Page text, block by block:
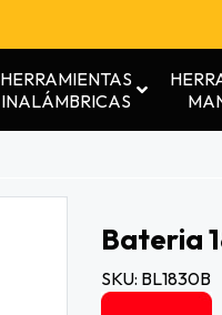
HERRAMIENTAS
INALÁMBRICAS
Bateria
SKU: BL1830B